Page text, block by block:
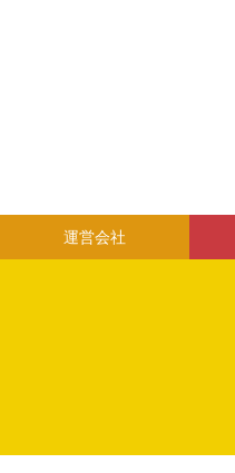
運営会社